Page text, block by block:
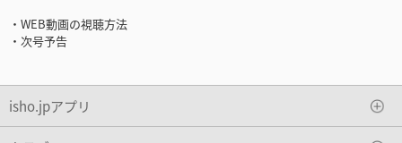
・WEB動画の視聴方法
・次号予告
isho.jpアプリ